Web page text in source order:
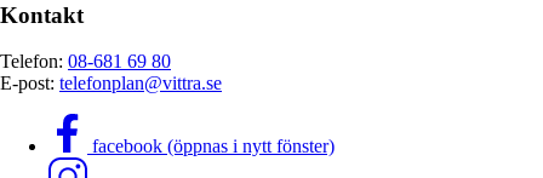
Kontakt
Telefon: 08-681 69 80
E-post: telefonplan@vittra.se
facebook (öppnas i nytt fönster)